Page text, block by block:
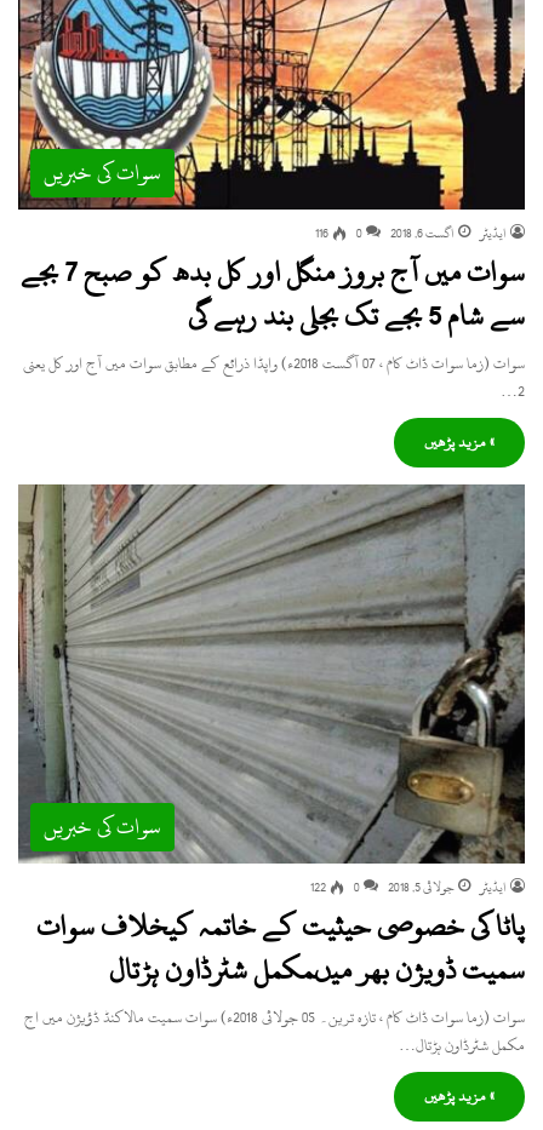
سوات کی خبریں
ایڈیٹر اگست 6, 2018 0
116
سوات میں آج بروز منگل اور کل بدھ کو صبح 7 بجے
سے شام 5 بجے تک بجلی بند رہے گی
سوات (زما سوات ڈاٹ کام ، 07 آگست 2018ء) واپڈا ذرائع کے مطابق سوات میں آج اور کل یعنی
2…
» مزید پڑھیں
سوات کی خبریں
ایڈیٹر جولائی 5, 2018 0
122
پاٹا کی خصوصی حیثیت کے خاتمہ کیخلاف سوات
سمیت ڈویژن بھر میںمکمل شٹرڈاون ہڑتال
سوات (زما سوات ڈاٹ کام ، تازہ ترین۔ 05 جولائی 2018ء) سوات سمیت مالاکنڈ ڈؤیژن میں اج
مکمل شٹرڈاون ہڑتال…
» مزید پڑھیں